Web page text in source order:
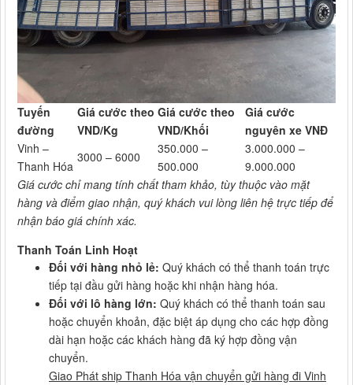
Tuyến
đường
Giá cước theo
VND/Kg
Giá cước theo
VND/Khối
Giá cước
nguyên xe VNĐ
Vinh –
Thanh Hóa
3000 – 6000
350.000 –
500.000
3.000.000 –
9.000.000
Giá cước chỉ mang tính chất tham khảo, tùy thuộc vào mặt
hàng và điểm giao nhận, quý khách vui lòng liên hệ trực tiếp để
nhận báo giá chính xác.
Thanh Toán Linh Hoạt
Đối với hàng nhỏ lẻ: Quý khách có thể thanh toán trực
tiếp tại đầu gửi hàng hoặc khi nhận hàng hóa.
Đối với lô hàng lớn: Quý khách có thể thanh toán sau
hoặc chuyển khoản, đặc biệt áp dụng cho các hợp đồng
dài hạn hoặc các khách hàng đã ký hợp đồng vận
chuyển.
Giao Phát ship Thanh Hóa vận chuyển gửi hàng đi Vinh